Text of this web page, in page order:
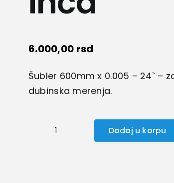
6.000,00 rsd
Šubler 600mm x 0.005 – 24` –
dubinska merenja.
Šubler
Dodaj u korpu